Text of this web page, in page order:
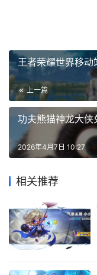
王者荣耀世界移
上一篇
功夫熊猫神龙大侠
2026年4月7日 10:27
相关推荐